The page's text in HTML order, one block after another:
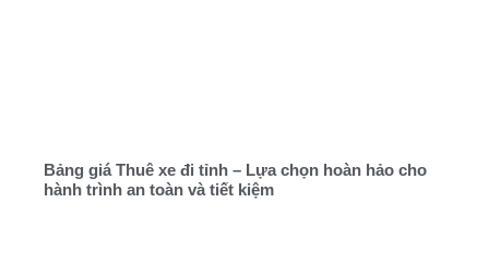
Bảng giá Thuê xe đi tỉnh – Lựa chọn hoàn hảo cho
hành trình an toàn và tiết kiệm